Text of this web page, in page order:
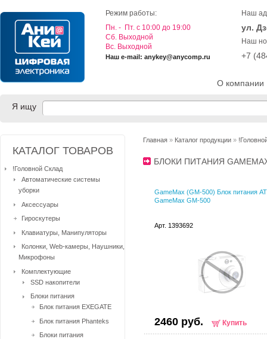
О компании
Режим работы:
Пн. - Пт. с 10:00 до 19:00
Cб. Выходной
Вс. Выходной
Наш e-mail: anykey@anycomp.ru
Наш
ул.
Наш
+7
Я ищу
Главная » Каталог продукции »
БЛОКИ ПИТАНИЯ
GameMax (GM-500) Блок питания
GameMax GM-500
Арт. 1393692
2460 руб. Купить
КАТАЛОГ ТОВАРОВ
!Головной Склад
Автоматические системы
уборки
Аксессуары
Гироскутеры
Клавиатуры, Манипуляторы
Колонки, Web-камеры, Наушники,
Микрофоны
Комплектующие
SSD накопители
Блоки питания
Блок питания EXEGATE
Блок питания Phanteks
Блоки питания